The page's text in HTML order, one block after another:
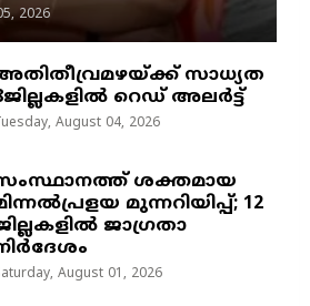
2026
സാധ്യത
റെഡ് അലർട്ട്
August 04, 2026
ശക്തമായ
മുന്നറിയിപ്പ്; 12
ജാഗ്രതാ
August 01, 2026